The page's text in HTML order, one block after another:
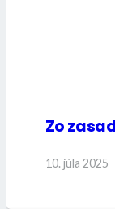
Zo
10. júla 2025